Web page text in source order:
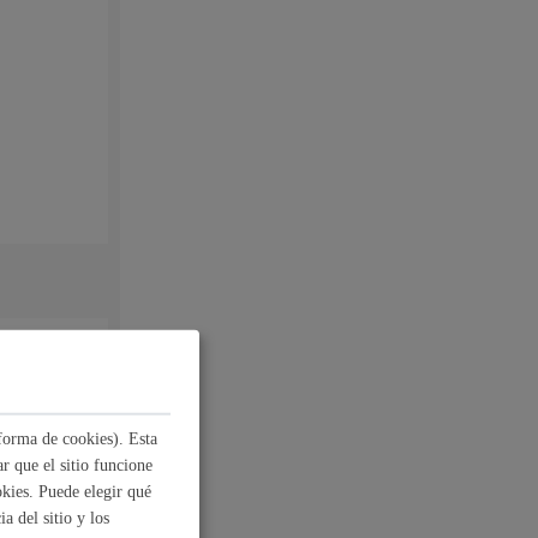
de cookies). Esta
que el sitio funcione
Puede elegir qué
del sitio y los